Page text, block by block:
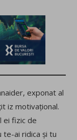
exponat al
iz motivațional.
ei fizic de
te-ai ridica și tu